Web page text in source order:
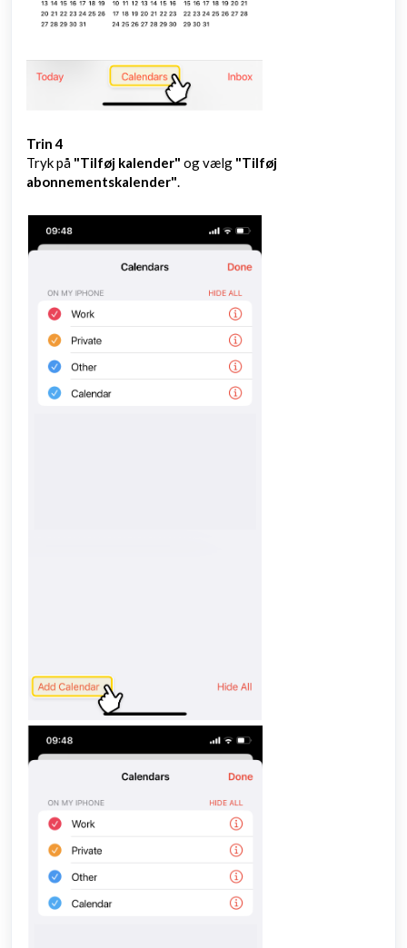
Trin 4
Tryk på "Tilføj kalender" og vælg "Tilføj
abonnementskalender"